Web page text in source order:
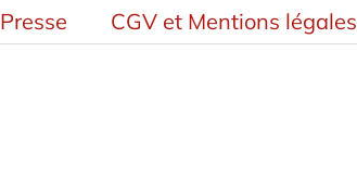
Presse CGV et Mentions légales